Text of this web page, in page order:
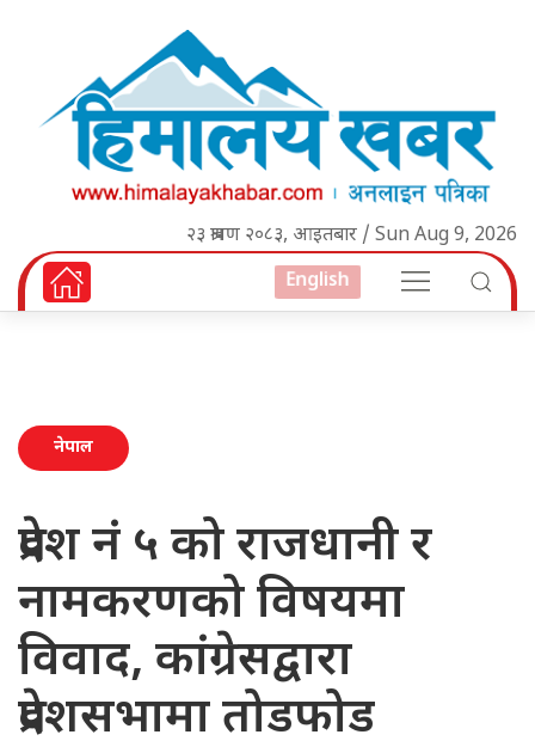
२३ श्रावण २०८३, आइतबार / Sun Aug 9, 2026
English
नेपाल
प्रदेश नं ५ को राजधानी र
नामकरणको विषयमा
विवाद, कांग्रेसद्वारा
प्रदेशसभामा तोडफोड